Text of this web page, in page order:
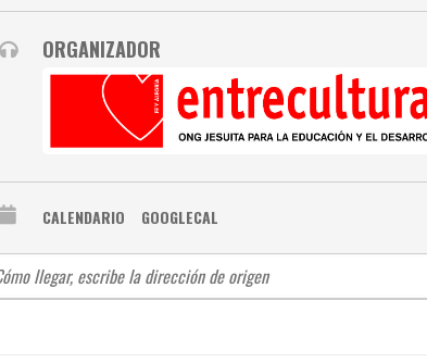
ORGANIZADOR
CALENDARIO GOOGLECAL